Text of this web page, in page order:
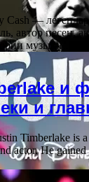
Cash —
автор песен,
музыки.…
и
и
Timberlake is
actor. He